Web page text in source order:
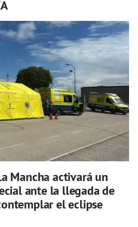
Mancha activará un
ante la llegada de
el eclipse